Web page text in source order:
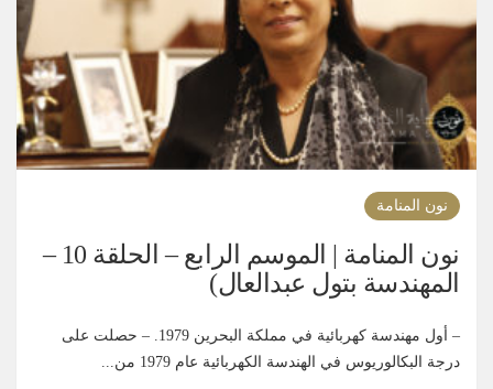
نون المنامة
نون المنامة | الموسم الرابع – الحلقة 10 –
المهندسة بتول عبدالعال)
– أول مهندسة كهربائية في مملكة البحرين 1979. – حصلت على
درجة البكالوريوس في الهندسة الكهربائية عام 1979 من...